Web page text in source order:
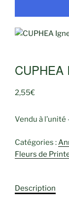
CUPHEA
2,55€
Vendu à l’unité
Catégories :
Fleurs de
Description